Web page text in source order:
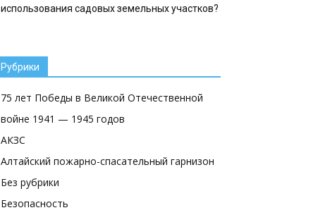
использования садовых земельных участков?
Рубрики
75 лет Победы в Великой Отечественной
войне 1941 — 1945 годов
АКЗС
Алтайский пожарно-спасательный гарнизон
Без рубрики
Безопасность